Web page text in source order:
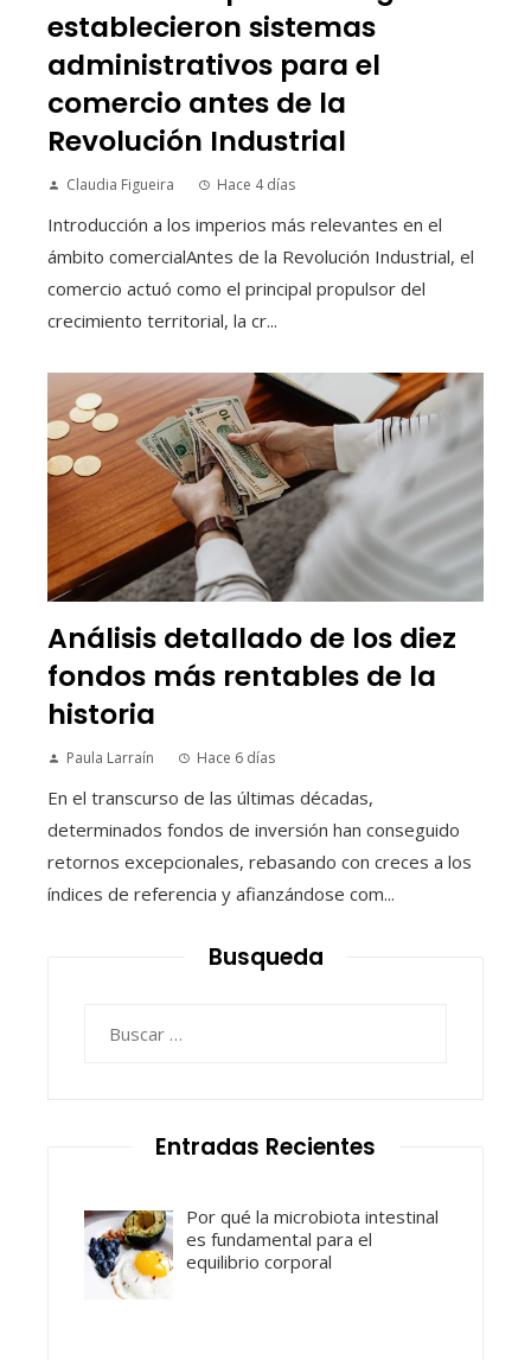
establecieron sistemas
administrativos para el
comercio antes de la
Revolución Industrial
Claudia Figueira Hace 4 días
Introducción a los imperios más relevantes en el
ámbito comercialAntes de la Revolución Industrial, el
comercio actuó como el principal propulsor del
crecimiento territorial, la cr...
Análisis detallado de los diez
fondos más rentables de la
historia
Paula Larraín Hace 6 días
En el transcurso de las últimas décadas,
determinados fondos de inversión han conseguido
retornos excepcionales, rebasando con creces a los
índices de referencia y afianzándose com...
Busqueda
Entradas Recientes
Por qué la microbiota intestinal
es fundamental para el
equilibrio corporal